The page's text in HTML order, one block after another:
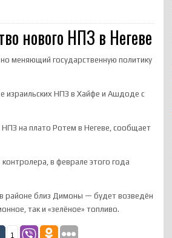
нового НПЗ в Негеве
меняющий государственную политику
израильских НПЗ в Хайфе и Ашдоде с
НПЗ на плато Ротем в Негеве, сообщает
в феврале этого года
районе близ Димоны — будет возведён
так и «зелёное» топливо.
1